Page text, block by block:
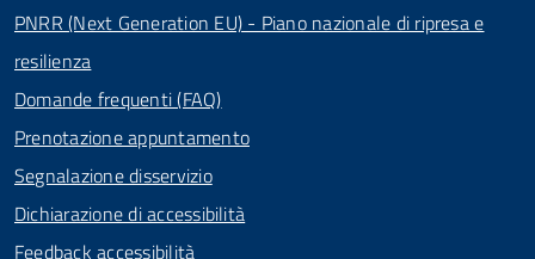
PNRR (Next Generation EU) - Piano nazionale di ripresa e
resilienza
Domande frequenti (FAQ)
Prenotazione appuntamento
Segnalazione disservizio
Dichiarazione di accessibilità
Feedback accessibilità